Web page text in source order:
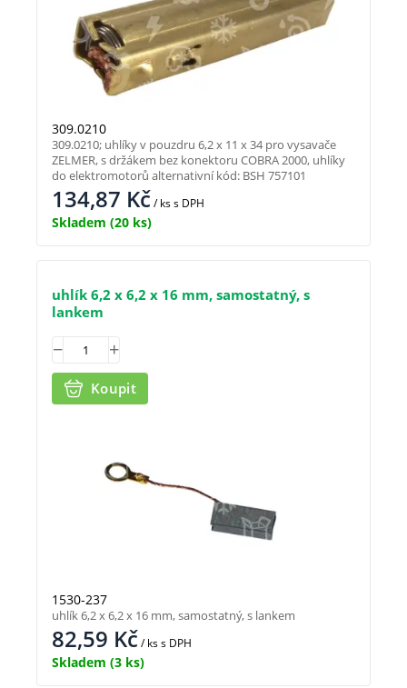
309.0210
134,87 Kč/ kss DPH
Skladem (20 ks)
309.0210; uhlíky v pouzdru 6,2 x 11 x 34 pro vysavače
ZELMER, s držákem bez konektoru COBRA 2000, uhlíky
do elektromotorů alternativní kód: BSH 757101
uhlík 6,2 x 6,2 x 16 mm, samostatný, s
lankem
1530-237
82,59 Kč/ kss DPH
Skladem (3 ks)
Koupit
uhlík 6,2 x 6,2 x 16 mm, samostatný, s lankem